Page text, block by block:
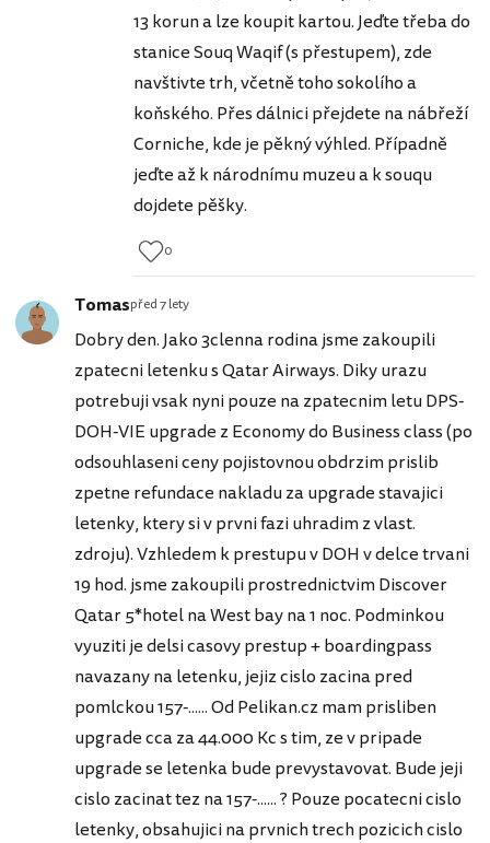
13 korun a lze koupit kartou. Jeďte třeba do
stanice Souq Waqif (s přestupem), zde
navštivte trh, včetně toho sokolího a
koňského. Přes dálnici přejdete na nábřeží
Corniche, kde je pěkný výhled. Případně
jeďte až k národnímu muzeu a k souqu
dojdete pěšky.
0
Tomaspřed 7 lety
Dobry den. Jako 3clenna rodina jsme zakoupili
zpatecni letenku s Qatar Airways. Diky urazu
potrebuji vsak nyni pouze na zpatecnim letu DPS-
DOH-VIE upgrade z Economy do Business class (po
odsouhlaseni ceny pojistovnou obdrzim prislib
zpetne refundace nakladu za upgrade stavajici
letenky, ktery si v prvni fazi uhradim z vlast.
zdroju). Vzhledem k prestupu v DOH v delce trvani
19 hod. jsme zakoupili prostrednictvim Discover
Qatar 5*hotel na West bay na 1 noc. Podminkou
vyuziti je delsi casovy prestup + boardingpass
navazany na letenku, jejiz cislo zacina pred
pomlckou 157-...... Od Pelikan.cz mam prisliben
upgrade cca za 44.000 Kc s tim, ze v pripade
upgrade se letenka bude prevystavovat. Bude jeji
cislo zacinat tez na 157-...... ? Pouze pocatecni cislo
letenky, obsahujici na prvnich trech pozicich cislo